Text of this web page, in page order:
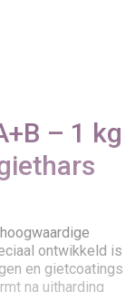
– 1 kg
ontwikkeld is
en gietcoatings
na uitharding